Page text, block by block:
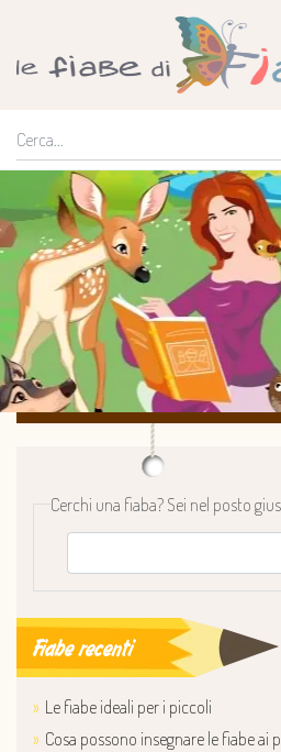
Cerchi una fiaba? Sei nel posto
Fiabe recenti
Le fiabe ideali per i piccoli
Cosa possono insegnare le fiabe ai